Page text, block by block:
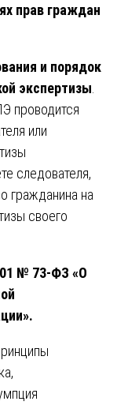
прав граждан
и порядок
экспертизы
проводится
или
следователя,
гражданина на
своего
№ 73-ФЗ «О